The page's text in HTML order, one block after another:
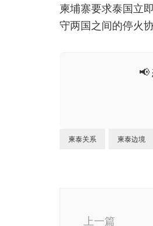
柬埔寨要求泰国立
守两国之间的停火协
📢
柬泰关系 柬泰边境
上一篇